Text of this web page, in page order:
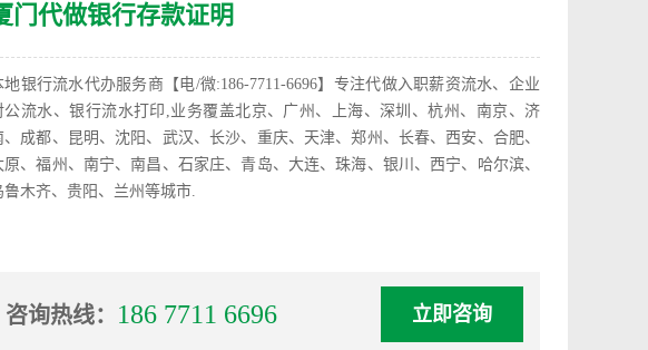
门代做银行存款证明
地银行流水代办服务商【电/微:186-7711-6696】专注代做入职薪资流水、企业
公流水、银行流水打印,业务覆盖北京、广州、上海、深圳、杭州、南京、济
、成都、昆明、沈阳、武汉、长沙、重庆、天津、郑州、长春、西安、合肥、
原、福州、南宁、南昌、石家庄、青岛、大连、珠海、银川、西宁、哈尔滨、
鲁木齐、贵阳、兰州等城市.
咨询热线： 186 7711 6696 立即咨询